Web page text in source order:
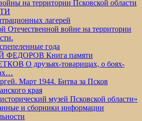
на территории Псковской области
лагерей
Отечественной войне на территории
года
ФЕДОРОВ Книга памяти
О друзьях-товарищах, о боях-
Март 1944. Битва за Псков
края
музей Псковской области»
и сборники информации